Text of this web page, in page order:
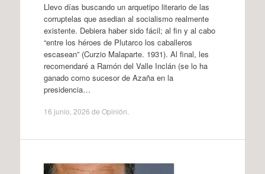
Llevo días buscando un arquetipo literario de las
corruptelas que asedian al socialismo realmente
existente. Debiera haber sido fácil; al fin y al cabo
“entre los héroes de Plutarco los caballeros
escasean” (Curzio Malaparte. 1931). Al final, les
recomendaré a Ramón del Valle Inclán (se lo ha
ganado como sucesor de Azaña en la
presidencia…
16 junio, 2026 de Opinión